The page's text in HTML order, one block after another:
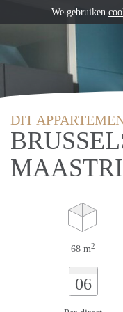
DIT
68 m2
06
We gebruiken